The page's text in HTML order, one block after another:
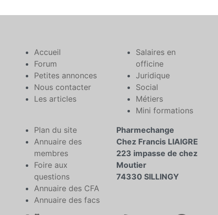
Accueil
Forum
Petites annonces
Nous contacter
Les articles
Salaires en
officine
Juridique
Social
Métiers
Mini formations
Plan du site
Annuaire des
membres
Foire aux
questions
Annuaire des CFA
Annuaire des facs
Pharmechange
Chez Francis LIAIGRE
223 impasse de chez
Moutier
74330 SILLINGY